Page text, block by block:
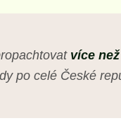
více
po celé České